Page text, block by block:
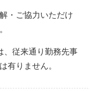
・ご協力いただけ
、従来通り勤務先事
有りません。